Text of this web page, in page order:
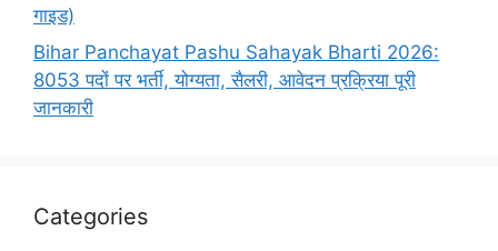
गाइड)
Bihar Panchayat Pashu Sahayak Bharti 2026:
8053 पदों पर भर्ती, योग्यता, सैलरी, आवेदन प्रक्रिया पूरी
जानकारी
Categories